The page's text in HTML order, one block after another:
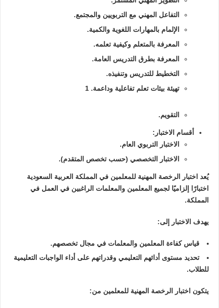
التفاعل المهني مع التربويين والمجتمع.
الإلمام بالمهارات اللغوية والكمية.
المعرفة بالمتعلم وكيفية تعلمه.
المعرفة بطرق التدريس العامة.
التخطيط للتدريس وتنفيذه.
تهيئة بيئات تعلم تفاعلية وداعمة.
التقويم.
أقسام الاختبار:
الاختبار التربوي العام.
الاختبار التخصصي (حسب تخصص المتقدم).
يُعد اختبار الرخصة المهنية للمعلمين في المملكة العربية السعودية
اختبارًا إلزاميًا لجميع المعلمين والمعلمات الراغبين في العمل في
المملكة.
يهدف الاختبار إلى:
قياس كفاءة المعلمين والمعلمات في مجال تخصصهم.
تحديد مستوى أدائهم التعليمي وقدراتهم على أداء الواجبات التعليمية
للطلاب.
يتكون اختبار الرخصة المهنية للمعلمين من: